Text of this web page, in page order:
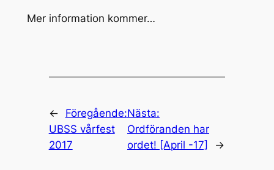
Mer information kommer…
←
Föregående:
UBSS vårfest
2017
Nästa:
Ordföranden har
ordet! [April -17]
→